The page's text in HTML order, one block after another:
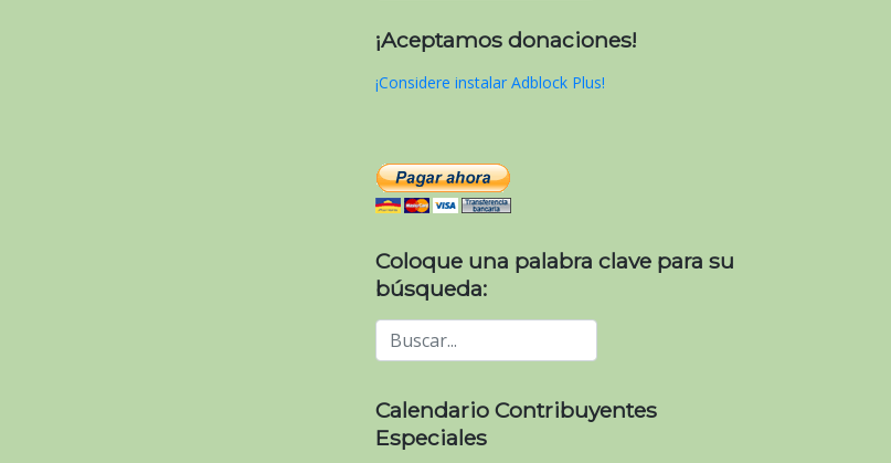
¡Aceptamos donaciones!
¡Considere instalar Adblock Plus!
Coloque una palabra clave para su
búsqueda:
Calendario Contribuyentes
Especiales